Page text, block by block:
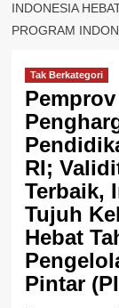
INDONESIA
PROGRAM
Tak Berkategori
RI;
Terbaik,
Tujuh
Hebat
Pintar